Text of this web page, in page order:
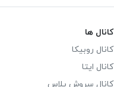
کانال ها
کانال روبیکا
کانال ایتا
کانال سروش پلاس